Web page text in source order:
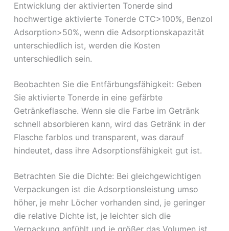
Entwicklung der aktivierten Tonerde sind
hochwertige aktivierte Tonerde CTC>100%, Benzol
Adsorption>50%, wenn die Adsorptionskapazität
unterschiedlich ist, werden die Kosten
unterschiedlich sein.
Beobachten Sie die Entfärbungsfähigkeit: Geben
Sie aktivierte Tonerde in eine gefärbte
Getränkeflasche. Wenn sie die Farbe im Getränk
schnell absorbieren kann, wird das Getränk in der
Flasche farblos und transparent, was darauf
hindeutet, dass ihre Adsorptionsfähigkeit gut ist.
Betrachten Sie die Dichte: Bei gleichgewichtigen
Verpackungen ist die Adsorptionsleistung umso
höher, je mehr Löcher vorhanden sind, je geringer
die relative Dichte ist, je leichter sich die
Verpackung anfühlt und je größer das Volumen ist.